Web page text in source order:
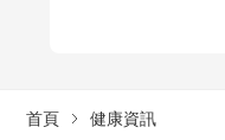
首頁 健康資訊